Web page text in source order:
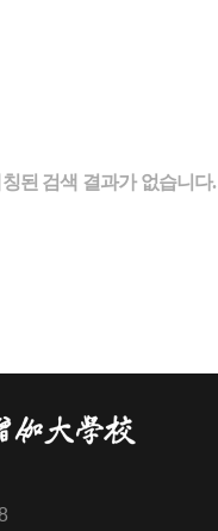
된 검색 결과가 없습니다.